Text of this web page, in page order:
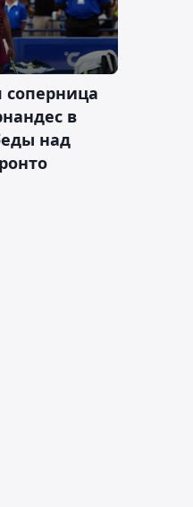
соперница
в
над